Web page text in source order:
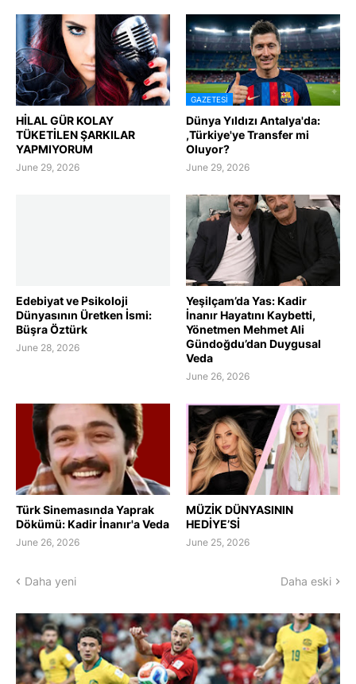
HİLAL GÜR KOLAY
TÜKETİLEN ŞARKILAR
YAPMIYORUM
June 29, 2026
GAZETESI
Dünya Yıldızı Antalya'da:
,Türkiye'ye Transfer mi
Oluyor?
June 29, 2026
Edebiyat ve Psikoloji
Dünyasının Üretken İsmi:
Büşra Öztürk
June 28, 2026
Yeşilçam’da Yas: Kadir
İnanır Hayatını Kaybetti,
Yönetmen Mehmet Ali
Gündoğdu’dan Duygusal
Veda
June 26, 2026
Türk Sinemasında Yaprak
Dökümü: Kadir İnanır'a Veda
June 26, 2026
MÜZİK DÜNYASININ
HEDİYE’Sİ
June 25, 2026
Daha yeni Daha eski